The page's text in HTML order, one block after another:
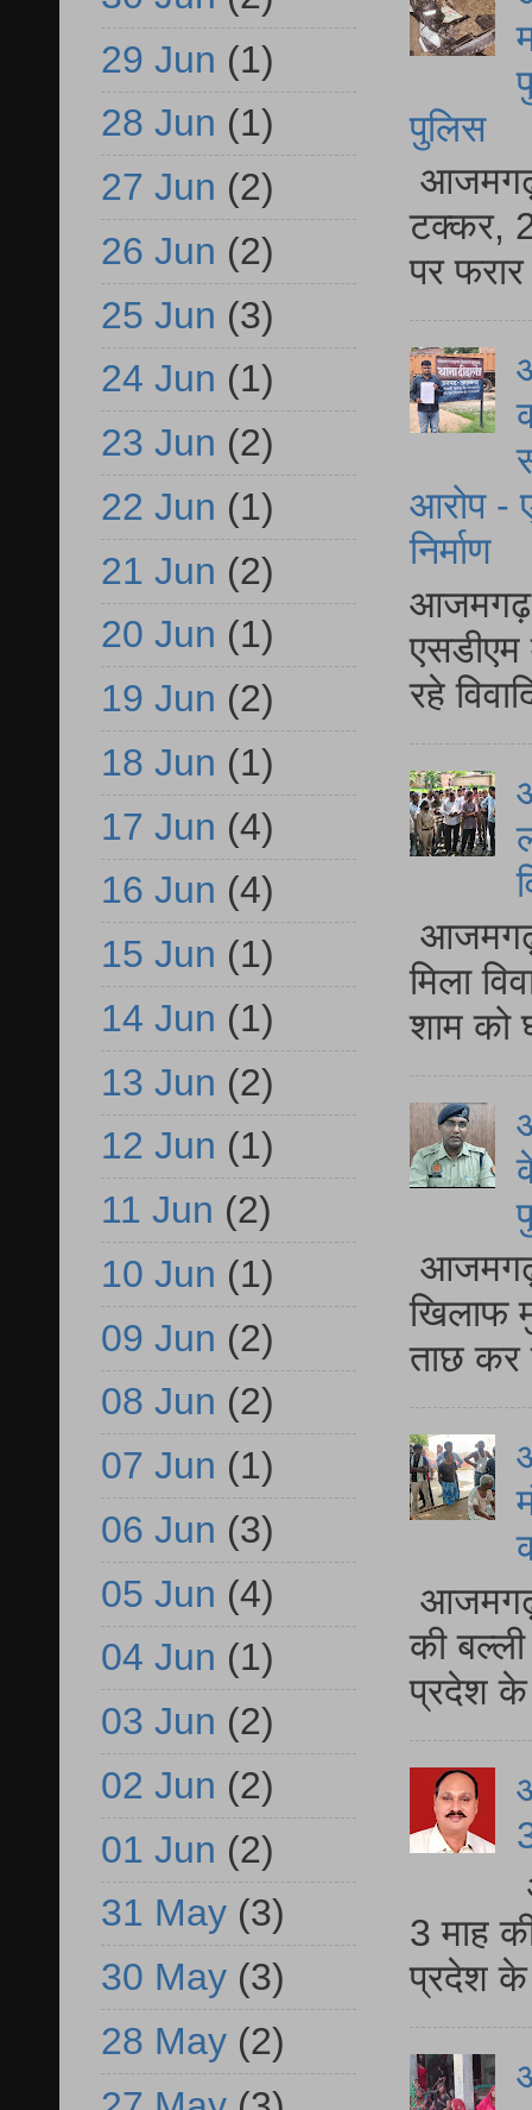
पुलिस
आजमगढ़
टक्कर,
पर
आरोप -
निर्माण
आजमगढ़
एसडीएम
रहे
आजमगढ़
मिला
शाम को
आजमगढ़
खिलाफ
ताछ कर
आजमगढ़
की
प्रदेश
3 माह
प्रदेश
29 Jun (1)
28 Jun (1)
27 Jun (2)
26 Jun (2)
25 Jun (3)
24 Jun (1)
23 Jun (2)
22 Jun (1)
21 Jun (2)
20 Jun (1)
19 Jun (2)
18 Jun (1)
17 Jun (4)
16 Jun (4)
15 Jun (1)
14 Jun (1)
13 Jun (2)
12 Jun (1)
11 Jun (2)
10 Jun (1)
09 Jun (2)
08 Jun (2)
07 Jun (1)
06 Jun (3)
05 Jun (4)
04 Jun (1)
03 Jun (2)
02 Jun (2)
01 Jun (2)
31 May (3)
30 May (3)
28 May (2)